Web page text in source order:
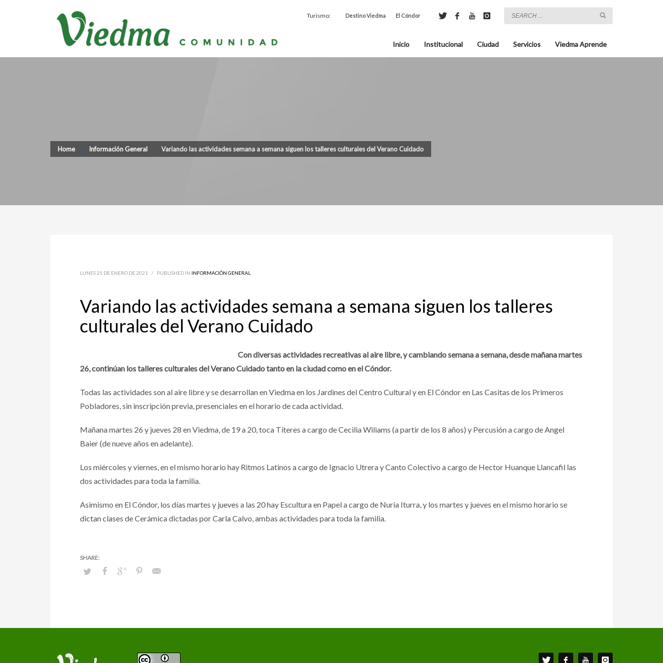
Turismo: Destino Viedma El Cóndor
Inicio Institucional Ciudad Servicios Viedma Aprende
Home Información General Variando las actividades semana a semana siguen los talleres culturales del Verano Cuidado
LUNES 25 DE ENERO DE 2021 / PUBLISHED IN INFORMACIÓN GENERAL
Variando las actividades semana a semana siguen los talleres
culturales del Verano Cuidado
Con diversas actividades recreativas al aire libre, y cambiando semana a semana, desde mañana martes
26, continúan los talleres culturales del Verano Cuidado tanto en la ciudad como en el Cóndor.
Todas las actividades son al aire libre y se desarrollan en Viedma en los Jardines del Centro Cultural y en El Cóndor en Las Casitas de los Primeros
Pobladores, sin inscripción previa, presenciales en el horario de cada actividad.
Mañana martes 26 y jueves 28 en Viedma, de 19 a 20, toca Títeres a cargo de Cecilia Wiliams (a partir de los 8 años) y Percusión a cargo de Angel
Baier (de nueve años en adelante).
Los miércoles y viernes, en el mismo horario hay Ritmos Latinos a cargo de Ignacio Utrera y Canto Colectivo a cargo de Hector Huanque Llancafil las
dos actividades para toda la familia.
Asimismo en El Cóndor, los días martes y jueves a las 20 hay Escultura en Papel a cargo de Nuria Iturra, y los martes y jueves en el mismo horario se
dictan clases de Cerámica dictadas por Carla Calvo, ambas actividades para toda la familia.